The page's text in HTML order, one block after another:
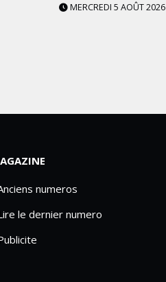
MERCREDI 5 AOÛT 2026
numeros
le dernier numero